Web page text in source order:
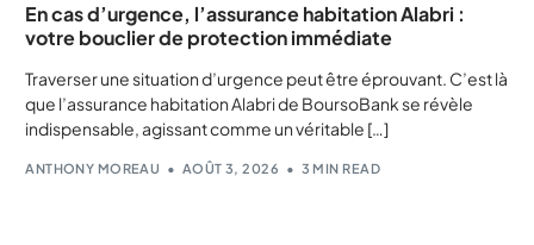
En cas d’urgence, l’assurance habitation Alabri :
votre bouclier de protection immédiate
Traverser une situation d’urgence peut être éprouvant. C’est là
que l’assurance habitation Alabri de BoursoBank se révèle
indispensable, agissant comme un véritable […]
ANTHONY MOREAU AOÛT 3, 2026 3 MIN READ